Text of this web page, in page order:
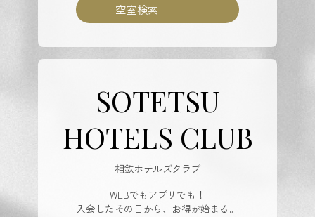
空室検索
SOTETSU
HOTELS CLUB
相鉄ホテルズクラブ
WEBでもアプリでも！
入会したその日から、お得が始まる。